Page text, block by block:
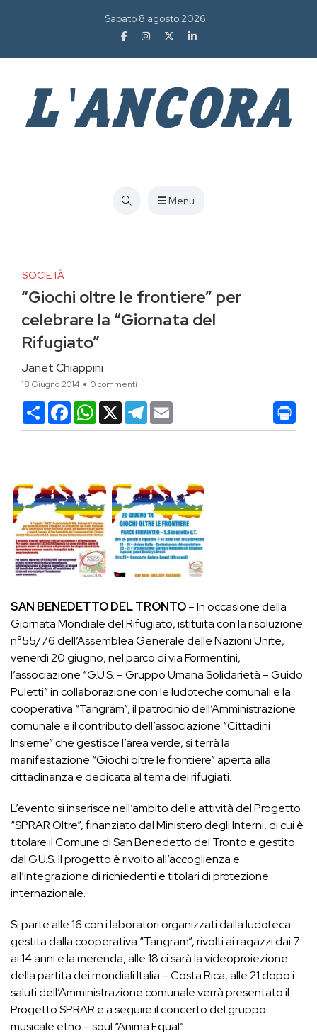
Sabato 8 agosto 2026
Menu
SOCIETÀ
“Giochi oltre le frontiere” per
celebrare la “Giornata del
Rifugiato”
Janet Chiappini
18 Giugno 2014 0 commenti
CondividiFacebookWhatsApp
X Telegram
SAN BENEDETTO DEL TRONTO– In occasione della
Giornata Mondiale del Rifugiato, istituita con la risoluzione
n°55/76 dell’Assemblea Generale delle Nazioni Unite,
venerdì 20 giugno, nel parco di via Formentini,
l’associazione “G.U.S. – Gruppo Umana Solidarietà – Guido
Puletti” in collaborazione con le ludoteche comunali e la
cooperativa “Tangram”, il patrocinio dell’Amministrazione
comunale e il contributo dell’associazione “Cittadini
Insieme” che gestisce l’area verde, si terrà la
manifestazione “Giochi oltre le frontiere” aperta alla
cittadinanza e dedicata al tema dei rifugiati.
L’evento si inserisce nell’ambito delle attività del Progetto
“SPRAR Oltre”, finanziato dal Ministero degli Interni, di cui è
titolare il Comune di San Benedetto del Tronto e gestito
dal G.U.S. Il progetto è rivolto all’accoglienza e
all’integrazione di richiedenti e titolari di protezione
internazionale.
Si parte alle 16 con i laboratori organizzati dalla ludoteca
gestita dalla cooperativa “Tangram”, rivolti ai ragazzi dai 7
ai 14 anni e la merenda, alle 18 ci sarà la videoproiezione
della partita dei mondiali Italia – Costa Rica, alle 21 dopo i
saluti dell’Amministrazione comunale verrà presentato il
Progetto SPRAR e a seguire il concerto del gruppo
musicale etno – soul “Anima Equal”.